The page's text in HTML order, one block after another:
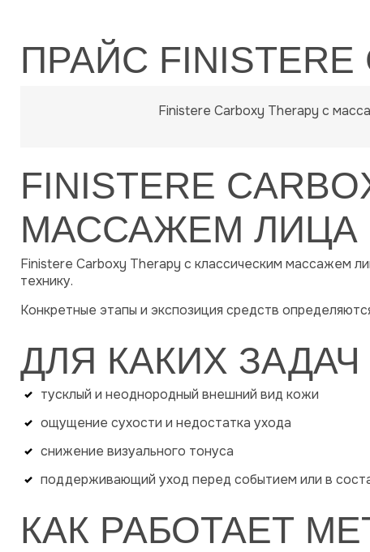
ПРАЙС FINISTERE
Finistere Carboxy Therapy с
FINISTERE
МАССАЖЕМ ЛИЦА
Finistere Carboxy Therapy с классическим массажем
технику.
Конкретные этапы и экспозиция средств
ДЛЯ КАКИХ
тусклый и неоднородный внешний вид кожи
ощущение сухости и недостатка ухода
снижение визуального тонуса
поддерживающий уход перед событием или в
КАК РАБОТАЕТ